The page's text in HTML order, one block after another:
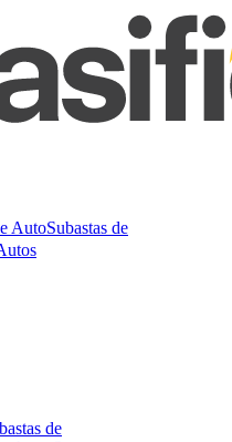
AutoSubastas de
de